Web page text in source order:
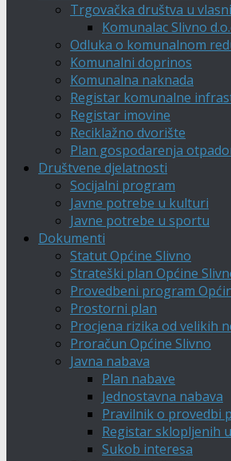
Trgovačka društva u
Komunalac Slivno
Odluka o komunalnom
Komunalni doprinos
Komunalna naknada
Registar komunalne
Registar imovine
Reciklažno dvorište
Plan gospodarenja
Društvene djelatnosti
Socijalni program
Javne potrebe u kulturi
Javne potrebe u sportu
Dokumenti
Statut Općine Slivno
Strateški plan Općine
Provedbeni program
Prostorni plan
Procjena rizika od velikih
Proračun Općine Slivno
Javna nabava
Plan nabave
Jednostavna nabava
Pravilnik o provedbi
Registar sklopljenih
Sukob interesa